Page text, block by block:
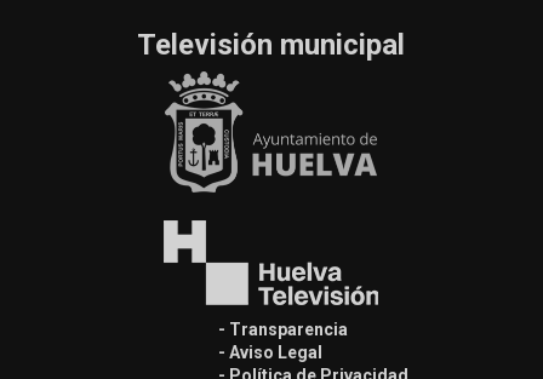
Televisión municipal
- Transparencia
- Aviso Legal